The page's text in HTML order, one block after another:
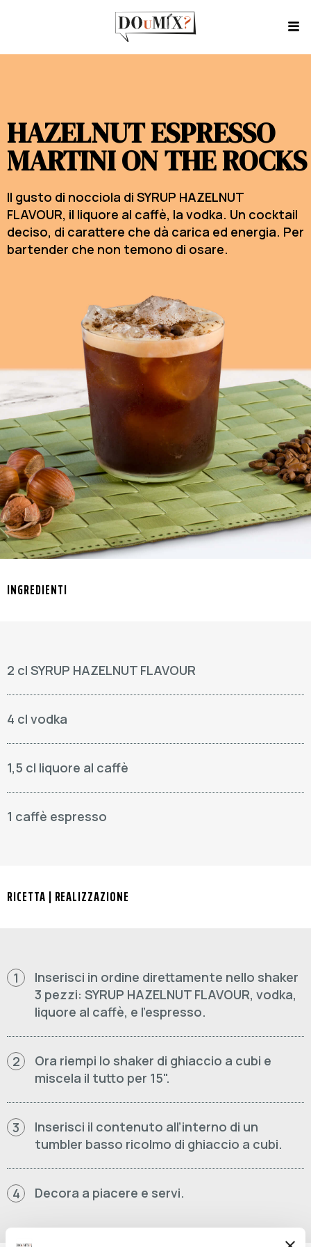
HAZELNUT ESPRESSO
MARTINI ON THE ROCKS
Il gusto di nocciola di SYRUP HAZELNUT
FLAVOUR, il liquore al caffè, la vodka. Un cocktail
deciso, di carattere che dà carica ed energia. Per
bartender che non temono di osare.
INGREDIENTI
2 cl SYRUP HAZELNUT FLAVOUR
4 cl vodka
1,5 cl liquore al caffè
1 caffè espresso
RICETTA | REALIZZAZIONE
1
Inserisci in ordine direttamente nello shaker
3 pezzi: SYRUP HAZELNUT FLAVOUR, vodka,
liquore al caffè, e l’espresso.
2
Ora riempi lo shaker di ghiaccio a cubi e
miscela il tutto per 15".
3
Inserisci il contenuto all’interno di un
tumbler basso ricolmo di ghiaccio a cubi.
4 Decora a piacere e servi.